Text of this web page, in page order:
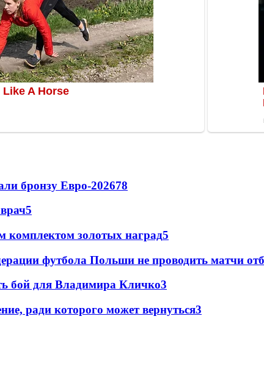
бронзу Евро-202678
5
комплектом золотых наград5
футбола Польши не проводить матчи
бой для Владимира Кличко3
ради которого может вернуться3